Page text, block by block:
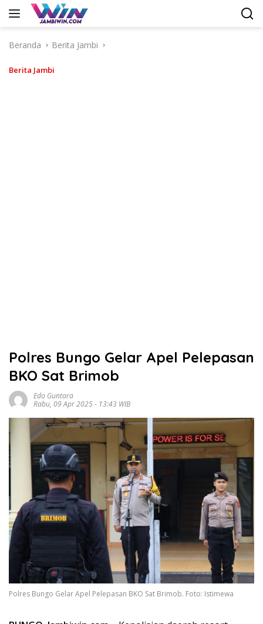
Langsung
Beranda
Berita Jambi
Berita Jambi
Polres Bungo Gelar Apel Pelepasan
BKO Sat Brimob
Edo Guntara
Rabu, 09 Apr 2025 - 13:43 WIB
Polres Bungo Gelar Apel Pelepasan BKO Sat Brimob. Foto: Istimewa